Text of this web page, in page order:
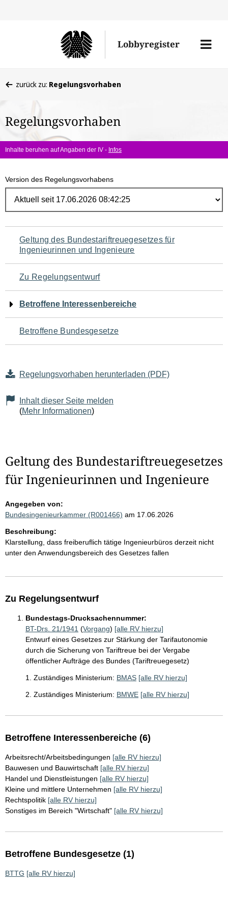
Lobbyregister
Menü
befinden
hier:
zurück zu: Regelungsvorhaben
Regelungsvorhaben
Inhalte beruhen auf Angaben der IV - Infos
Version des Regelungsvorhabens
Navigation
für
den
Seiteninhalt
Geltung des Bundestariftreuegesetzes für
Ingenieurinnen und Ingenieure
Zu Regelungsentwurf
Betroffene Interessenbereiche
Betroffene Bundesgesetze
Regelungsvorhaben herunterladen (PDF)
Inhalt dieser Seite melden
(Mehr Informationen)
Geltung des Bundestariftreuegesetzes
für Ingenieurinnen und Ingenieure
Angegeben von:
Bundesingenieurkammer (R001466) am 17.06.2026
Beschreibung:
Klarstellung, dass freiberuflich tätige Ingenieurbüros derzeit nicht
unter den Anwendungsbereich des Gesetzes fallen
Zu Regelungsentwurf
Bundestags-Drucksachennummer:
BT-Drs. 21/1941 (Vorgang) [alle RV hierzu]
Entwurf eines Gesetzes zur Stärkung der Tarifautonomie
durch die Sicherung von Tariftreue bei der Vergabe
öffentlicher Aufträge des Bundes (Tariftreuegesetz)
1. Zuständiges Ministerium: BMAS [alle RV hierzu]
2. Zuständiges Ministerium: BMWE [alle RV hierzu]
Betroffene Interessenbereiche (6)
Arbeitsrecht/Arbeitsbedingungen [alle RV hierzu]
Bauwesen und Bauwirtschaft [alle RV hierzu]
Handel und Dienstleistungen [alle RV hierzu]
Kleine und mittlere Unternehmen [alle RV hierzu]
Rechtspolitik [alle RV hierzu]
Sonstiges im Bereich "Wirtschaft" [alle RV hierzu]
Betroffene Bundesgesetze (1)
BTTG [alle RV hierzu]